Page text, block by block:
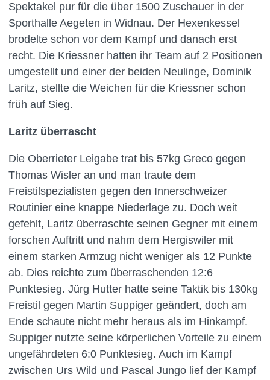
Spektakel pur für die über 1500 Zuschauer in der
Sporthalle Aegeten in Widnau. Der Hexenkessel
brodelte schon vor dem Kampf und danach erst
recht. Die Kriessner hatten ihr Team auf 2 Positionen
umgestellt und einer der beiden Neulinge, Dominik
Laritz, stellte die Weichen für die Kriessner schon
früh auf Sieg.
Laritz überrascht
Die Oberrieter Leigabe trat bis 57kg Greco gegen
Thomas Wisler an und man traute dem
Freistilspezialisten gegen den Innerschweizer
Routinier eine knappe Niederlage zu. Doch weit
gefehlt, Laritz überraschte seinen Gegner mit einem
forschen Auftritt und nahm dem Hergiswiler mit
einem starken Armzug nicht weniger als 12 Punkte
ab. Dies reichte zum überraschenden 12:6
Punktesieg. Jürg Hutter hatte seine Taktik bis 130kg
Freistil gegen Martin Suppiger geändert, doch am
Ende schaute nicht mehr heraus als im Hinkampf.
Suppiger nutzte seine körperlichen Vorteile zu einem
ungefährdeten 6:0 Punktesieg. Auch im Kampf
zwischen Urs Wild und Pascal Jungo lief der Kampf